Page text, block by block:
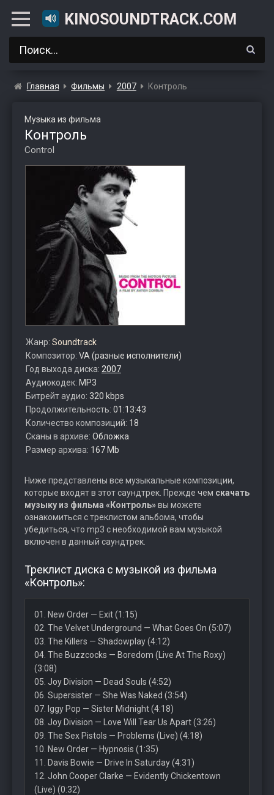
KINOSOUNDTRACK.COM
Главная Фильмы 2007 Контроль
Музыка из фильма
Контроль
Control
Жанр: Soundtrack
Композитор: VA (разные исполнители)
Год выхода диска: 2007
Аудиокодек: MP3
Битрейт аудио: 320 kbps
Продолжительность: 01:13:43
Количество композиций: 18
Сканы в архиве: Обложка
Размер архива: 167 Mb
Ниже представлены все музыкальные композиции,
которые входят в этот саундтрек. Прежде чем скачать
музыку из фильма «Контроль»вы можете
ознакомиться с треклистом альбома, чтобы
убедиться, что mp3 с необходимой вам музыкой
включен в данный саундтрек.
Треклист диска с музыкой из фильма
«Контроль»:
01. New Order — Exit (1:15)
02. The Velvet Underground — What Goes On (5:07)
03. The Killers — Shadowplay (4:12)
04. The Buzzcocks — Boredom (Live At The Roxy)
(3:08)
05. Joy Division — Dead Souls (4:52)
06. Supersister — She Was Naked (3:54)
07. Iggy Pop — Sister Midnight (4:18)
08. Joy Division — Love Will Tear Us Apart (3:26)
09. The Sex Pistols — Problems (Live) (4:18)
10. New Order — Hypnosis (1:35)
11. Davis Bowie — Drive In Saturday (4:31)
12. John Cooper Clarke — Evidently Chickentown
(Live) (0:32)